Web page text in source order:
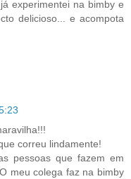
experimentei na bimby e
delicioso... e acompota
correu lindamente!
pessoas que fazem em
meu colega faz na bimby